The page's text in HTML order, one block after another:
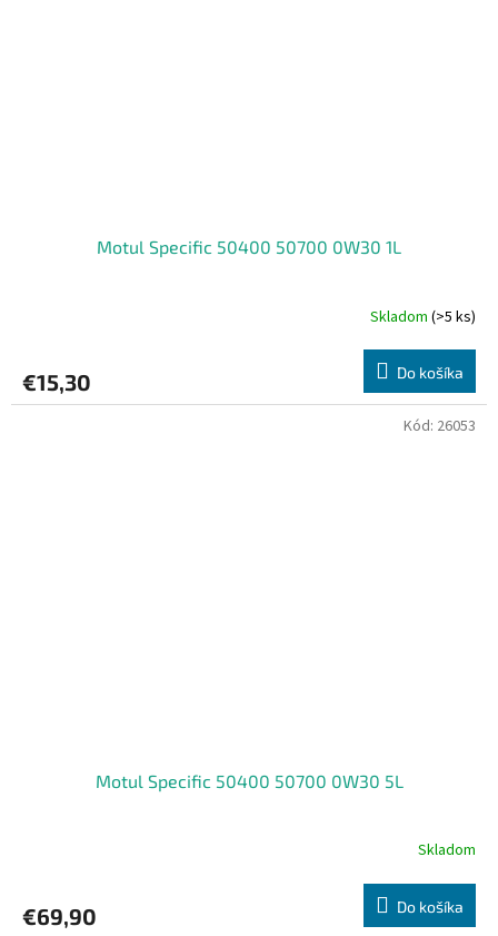
Motul Specific 50400 50700 0W30 1L
Skladom (>5 ks)
€15,30 Do košíka
Motul Specific 50400 50700 0W30 5L
Skladom
€69,90 Do košíka
Kód: 26053